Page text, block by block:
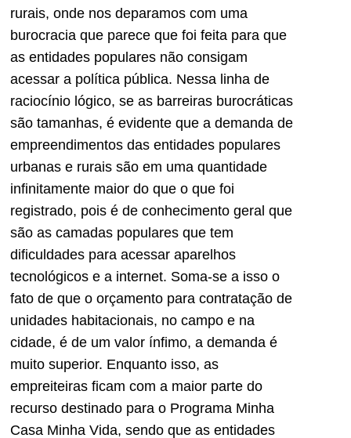
rurais, onde nos deparamos com uma
burocracia que parece que foi feita para que
as entidades populares não consigam
acessar a política pública. Nessa linha de
raciocínio lógico, se as barreiras burocráticas
são tamanhas, é evidente que a demanda de
empreendimentos das entidades populares
urbanas e rurais são em uma quantidade
infinitamente maior do que o que foi
registrado, pois é de conhecimento geral que
são as camadas populares que tem
dificuldades para acessar aparelhos
tecnológicos e a internet. Soma-se a isso o
fato de que o orçamento para contratação de
unidades habitacionais, no campo e na
cidade, é de um valor ínfimo, a demanda é
muito superior. Enquanto isso, as
empreiteiras ficam com a maior parte do
recurso destinado para o Programa Minha
Casa Minha Vida, sendo que as entidades